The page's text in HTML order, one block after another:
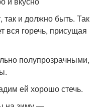
и должно быть. Так
вся горечь, присущая
полупрозрачными,
ей хорошо стечь.